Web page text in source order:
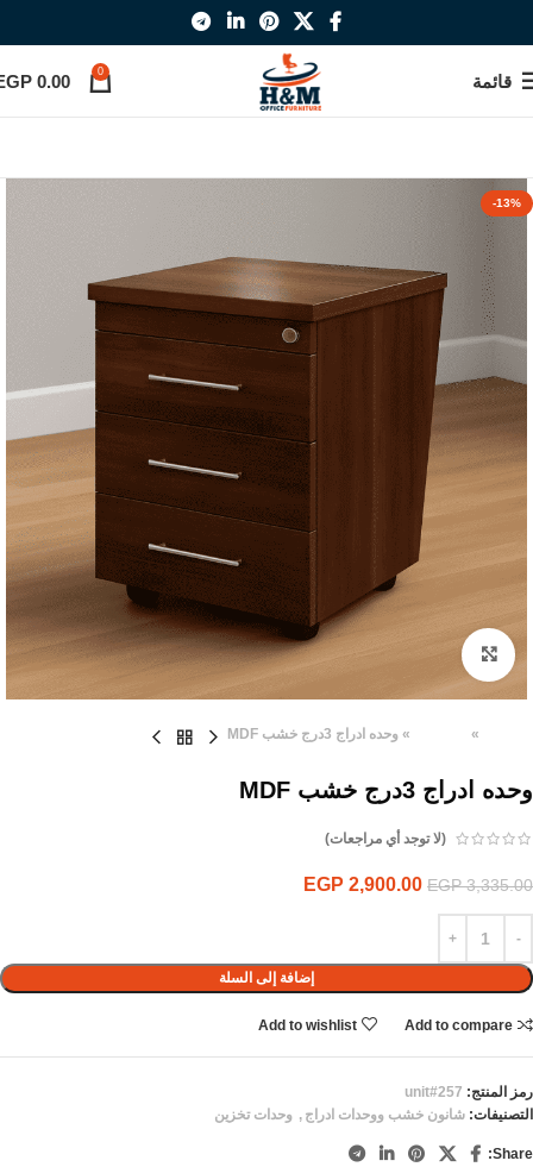
قائمة 0
0.00
-13%
Click to enlarge
»
» وحده ادراج 3درج خشب MDF
وحده ادراج 3درج خشب MDF
(لا توجد أي مراجعات)
EGP3,335.00
EGP 2,900.00
إضافة إلى السلة
Add to compare
Add to wishlist
رمز المنتج: unit#257
التصنيفات: شانون خشب ووحدات ادراج , وحدات تخزين
Share: